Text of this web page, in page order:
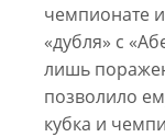
чемпионате
«дубля» с
лишь
позволило
кубка и